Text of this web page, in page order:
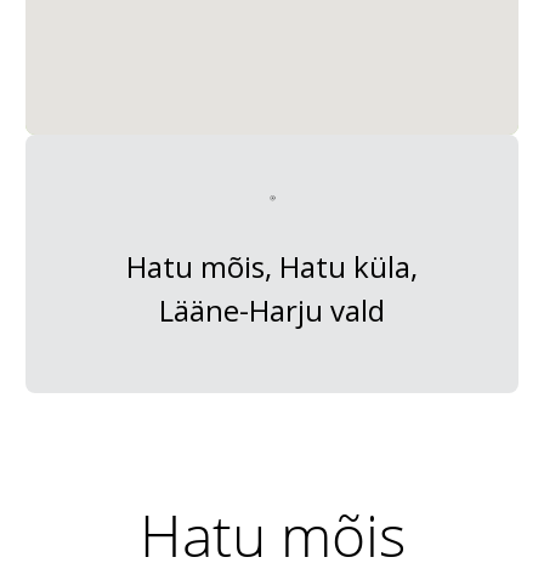
Hatu mõis, Hatu küla,
Lääne-Harju vald
Hatu mõis